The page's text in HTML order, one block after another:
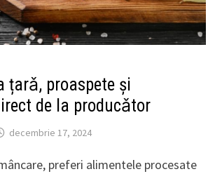
țarǎ, proaspete şi
de la producǎtor
decembrie 17, 2024
preferi alimentele procesate